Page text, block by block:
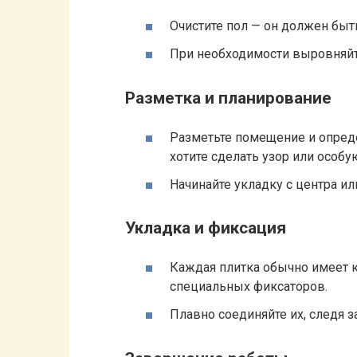
Очистите пол — он должен
При необходимости
Разметка и планирование
Разметьте помещение и
хотите сделать узор или
Начинайте укладку с центра
Укладка и фиксация
Каждая плитка обычно имеет
специальных фиксаторов.
Плавно соединяйте их, следя